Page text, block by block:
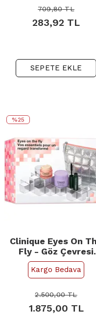
709,80TL
283,92 TL
SEPETE EKLE
%25
Clinique Eyes On
Fly - Göz Çevresi
Bakım Seti
Kargo Bedava
2.500,00TL
1.875,00 TL